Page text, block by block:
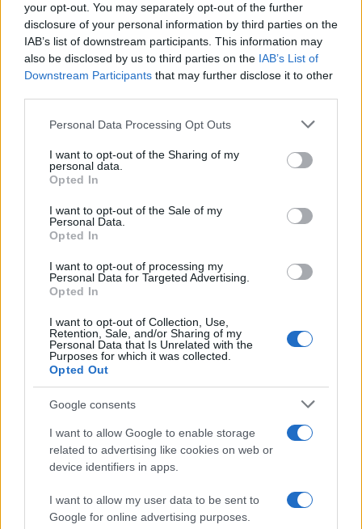
your opt-out. You may separately opt-out of the further
disclosure of your personal information by third parties on the
IAB’s list of downstream participants. This information may
also be disclosed by us to third parties on the IAB’s List of
Downstream Participants that may further disclose it to other
Please note that this website/app uses one or more Google
not limited to your visit or usage behaviour. You may click to
grant or deny consent to Google and its third-party tags to
use your data for below specified purposes in below Google
consent section.
Personal Data Processing Opt Outs
I want to opt-out of the Sharing of my
personal data.
Opted In
I want to opt-out of the Sale of my
Personal Data.
Opted In
I want to opt-out of processing my
Personal Data for Targeted Advertising.
Opted In
I want to opt-out of Collection, Use,
Retention, Sale, and/or Sharing of my
Personal Data that Is Unrelated with the
Purposes for which it was collected.
Opted Out
Google consents
I want to allow Google to enable storage
related to advertising like cookies on web or
device identifiers in apps.
I want to allow my user data to be sent to
Google for online advertising purposes.
Πιο δημοφιλή
1 Σοκαριστική υπόθεση στην Κρήτη:
καθόταν αμέριμνο σε αυλή επιχείρησης
Δεν ήταν μόνο η ταχύτητα που οδήγησε
στο τροχαίο στις Σέρρες με νεκρούς μητέρα
και γιο - «Ίσως κάτι απέσπασε την προσοχή
του οδηγού» λέει πραγματογνώμονας
Πέθανε ο Γουίλιαμ Όρμπιτ, παραγωγός του
εμβληματικού άλμπουμ της Μαντόνα «Ray
of Light»
Ανησυχία από το ξέσπασμα του ιού του
Δυτικού Νείλου με κρούσματα στην Αττική
- «Καμπανάκι» από τον Ιατρικό Σύλλογο
υγείας
Ryanair: «Ένα κομμάτι του προσώπου του
ήταν σαν πλαστελίνη», συγκλονίζει η
επιβάτιδα που έσωσε τον Σέρβο όταν
έσπασε το παράθυρο του αεροπλάνου
Πιο σχολιασμένα
να απολογηθεί την Τρίτη – «Είναι αθώα,
συμμετείχε στη διαδήλωση όπως και
100.000 άτομα»